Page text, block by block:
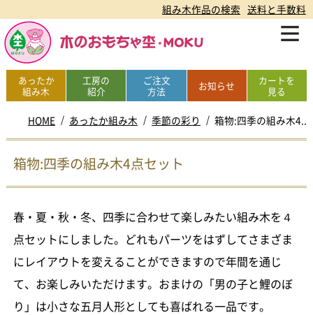
組み木作品の検索 送料と手数料
あったか
組み木
工房の
紹介
ご注文
方法
お知らせ
カートを
見る
HOME あったか組み木 季節の彩り 箱物:四季の組み木4..
箱物:四季の組み木4点セット
春・夏・秋・冬、四季に合わせて楽しみたい組み木を４
点セットにしました。どれもパーツをはずしてさまざま
にレイアウトを変えることができますので年間を通じ
て、お楽しみいただけます。おまけの「男の子と鯉のぼ
り」は小さな五月人形としても喜ばれる一品です。